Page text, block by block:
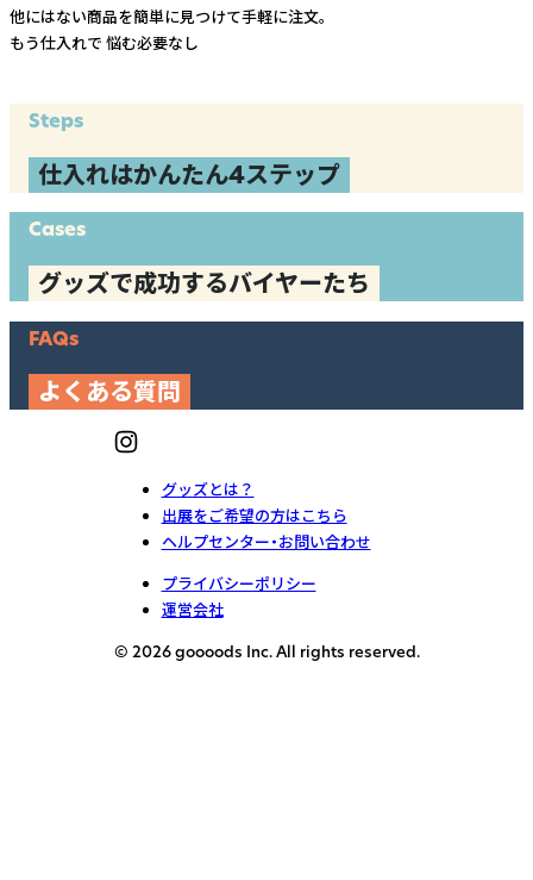
他にはない商品を簡単に見つけて手軽に注文。
もう仕入れで 悩む必要なし
Steps
仕入れはかんたん4ステップ
Cases
グッズで成功するバイヤーたち
FAQs
よくある質問
グッズとは？
出展をご希望の方はこちら
ヘルプセンター・お問い合わせ
プライバシーポリシー
運営会社
© 2026 goooods Inc. All rights reserved.